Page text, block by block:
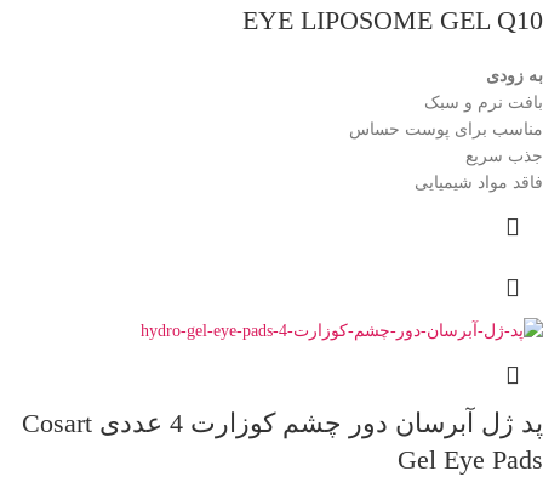
EYE LIPOSOME GEL Q10
به زودی
بافت نرم و سبک
مناسب برای پوست حساس
جذب سریع
فاقد مواد شیمیایی
پد ژل آبرسان دور چشم کوزارت 4 عددی Cosart
Gel Eye Pads